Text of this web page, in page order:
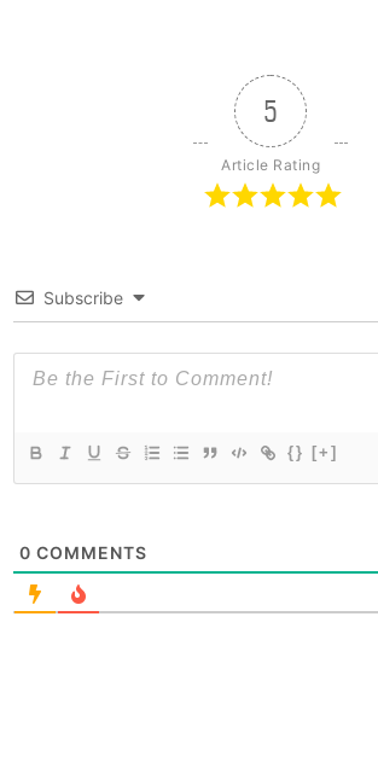
5
Article Rating
Subscribe
{} [+]
0 COMMENTS